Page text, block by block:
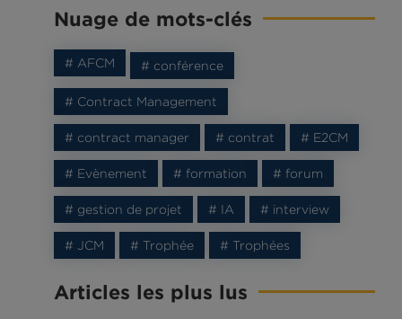
Nuage de mots-clés
# AFCM # conférence
# Contract Management
# contract manager # contrat # E2CM
# Evènement # formation # forum
# gestion de projet # IA # interview
# JCM # Trophée # Trophées
Articles les plus lus